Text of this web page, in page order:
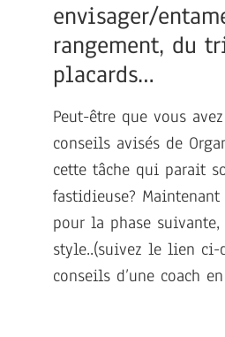
envisager/
rangement, du
placards…
Peut-être que vous
conseils avisés de
cette tâche qui parait
fastidieuse?
pour la phase
style..(suivez le lien ci-
conseils d’une coach